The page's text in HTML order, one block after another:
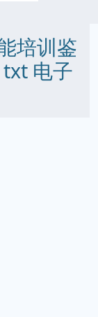
培训鉴
电子